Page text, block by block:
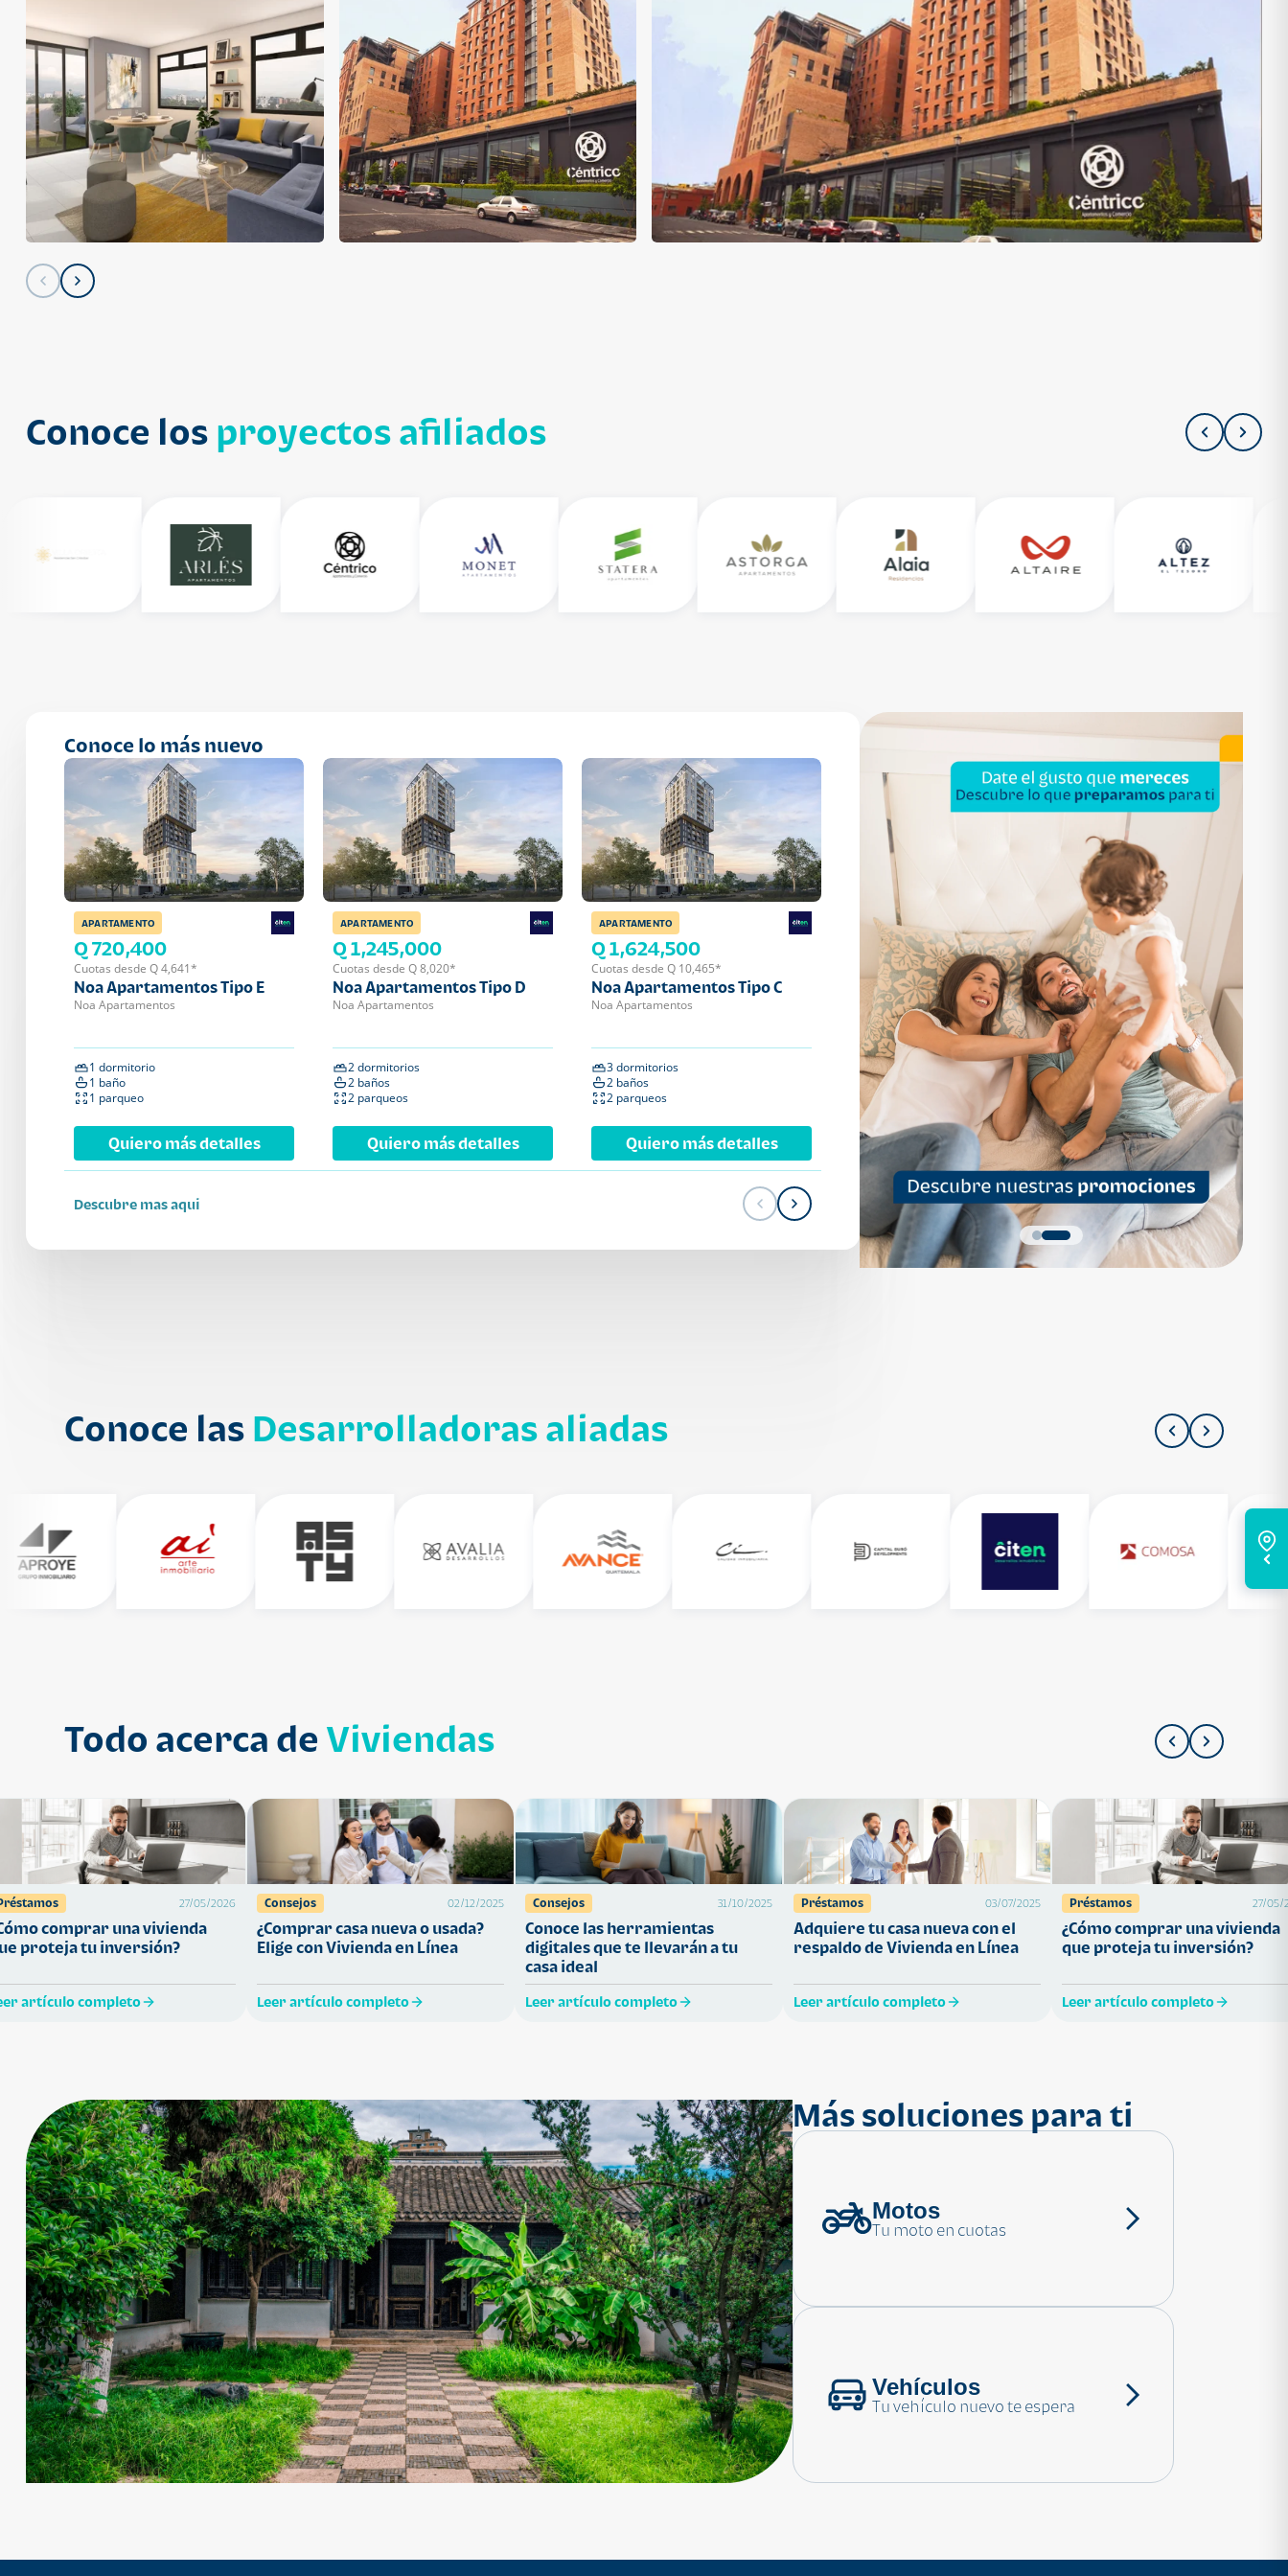
Conoce los proyectos afiliados
Conoce lo más nuevo
APARTAMENTO
Q 720,400
Cuotas desde Q 4,641*
Noa Apartamentos Tipo E
Noa Apartamentos
1 dormitorio
1 baño
1 parqueo
Quiero más detalles
APARTAMENTO
Q 1,245,000
Cuotas desde Q 8,020*
Noa Apartamentos Tipo D
Noa Apartamentos
2 dormitorios
2 baños
2 parqueos
Quiero más detalles
APARTAMENTO
Q 1,624,500
Cuotas desde Q 10,465*
Noa Apartamentos Tipo C
Noa Apartamentos
3 dormitorios
2 baños
2 parqueos
Quiero más detalles
APARTAMENTO
Q 1,136,200
Cuotas desde Q 7,319*
Noa Apartamentos Tipo B
Noa Apartamentos
2 dormitorios
2 baños
1 parqueo
Quiero más detalles
APARTAMENTO
Q 1,559,700
Cuotas desde Q 10,047*
Noa Apartamentos Tipo A
Noa Apartamentos
3 dormitorios
2 baños
2 parqueos
Quiero más detalles
Descubre mas aqui
Conoce las Desarrolladoras aliadas
Todo acerca de Viviendas
27/05/2026
comprar una vivienda
proteja tu inversión?
artículo completo
Consejos 02/12/2025
¿Comprar casa nueva o usada?
Elige con Vivienda en Línea
Leer artículo completo
Consejos 31/10/2025
Conoce las herramientas
digitales que te llevarán a tu
casa ideal
Leer artículo completo
Préstamos 03/07/2025
Adquiere tu casa nueva con el
respaldo de Vivienda en Línea
Leer artículo completo
Préstamos 27/05/
¿Cómo comprar una vivienda
que proteja tu inversión?
Leer artículo completo
Más soluciones para ti
Motos
Tu moto en cuotas
Vehículos
Tu vehículo nuevo te espera